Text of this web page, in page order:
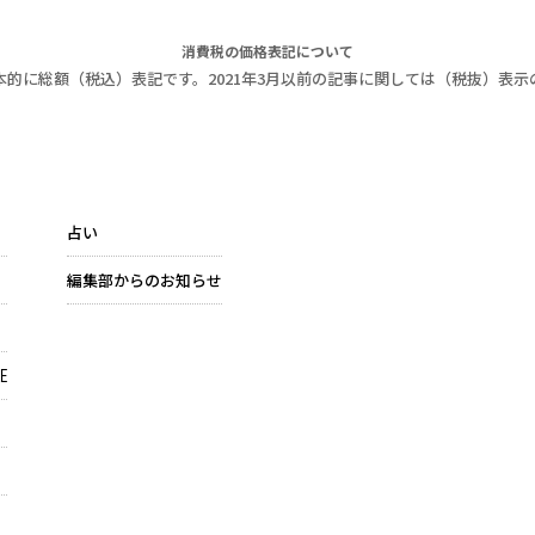
消費税の価格表記について
に総額（税込）表記です。2021年3月以前の記事に関しては（税抜）表示
占い
編集部からのお知らせ